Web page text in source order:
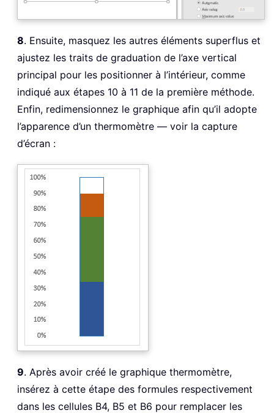
8. Ensuite, masquez les autres éléments superflus et
ajustez les traits de graduation de l’axe vertical
principal pour les positionner à l’intérieur, comme
indiqué aux étapes 10 à 11 de la première méthode.
Enfin, redimensionnez le graphique afin qu’il adopte
l’apparence d’un thermomètre — voir la capture
d’écran :
9. Après avoir créé le graphique thermomètre,
insérez à cette étape des formules respectivement
dans les cellules B4, B5 et B6 pour remplacer les